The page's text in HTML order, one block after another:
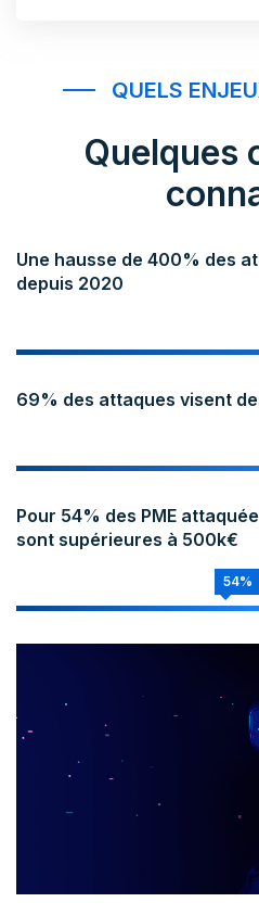
QUELS
Quelques
Une hausse de 400% des
depuis 2020
69% des attaques visent
Pour 54% des PME
sont supérieures à 500k€
54%